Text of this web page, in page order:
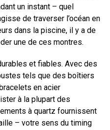
un instant – quel
de traverser l’océan en
dans la piscine, il y a de
une de ces montres.
et fiables. Avec des
tels que des boîtiers
en acier
à la plupart des
à quartz fournissent
– votre sens du timing